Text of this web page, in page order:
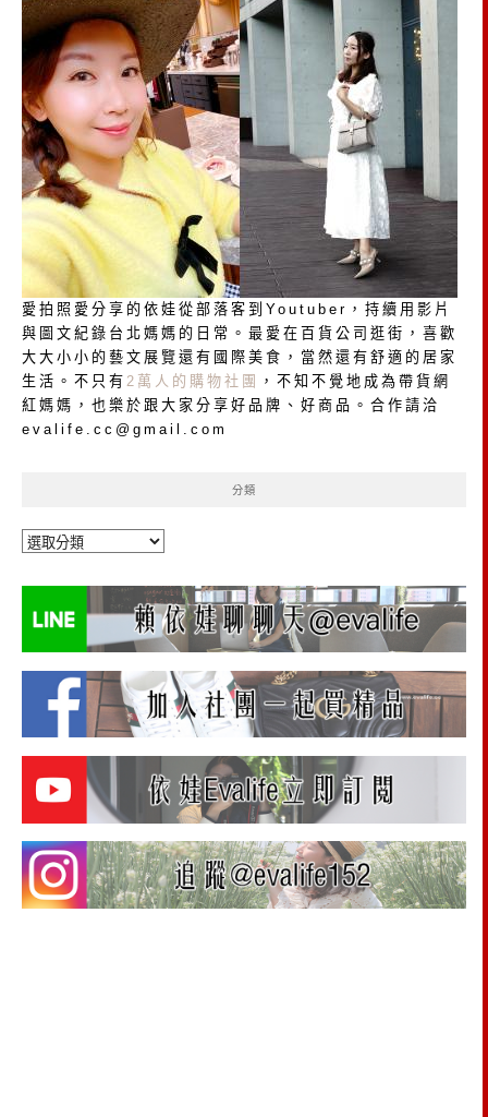
愛拍照愛分享的依娃從部落客到Youtuber，持續用影片
與圖文紀錄台北媽媽的日常。最愛在百貨公司逛街，喜歡
大大小小的藝文展覽還有國際美食，當然還有舒適的居家
生活。不只有 2萬人的購物社團
，不知不覺地成為帶貨網
紅媽媽，也樂於跟大家分享好品牌、好商品。合作請洽
evalife.cc@gmail.com
分類
分